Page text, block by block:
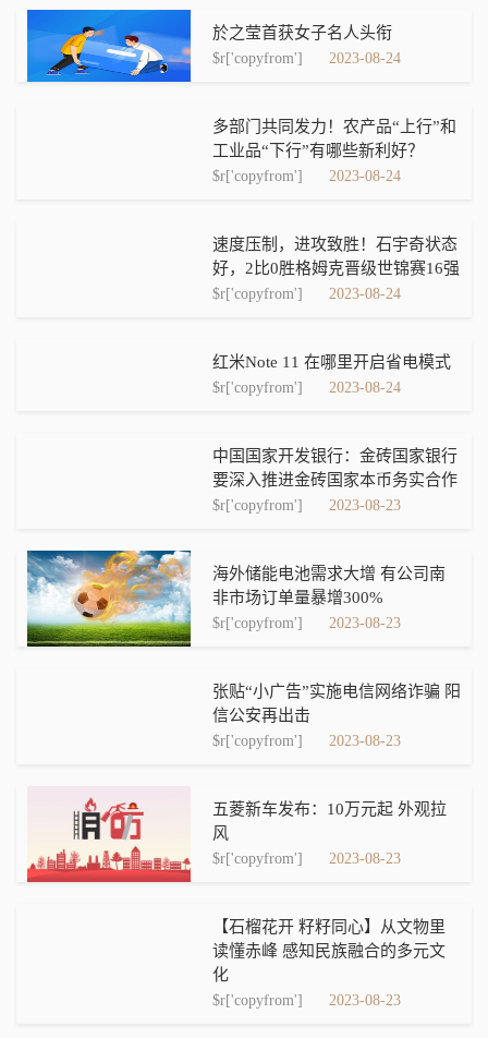
於之莹首获女子名人头衔
$r['copyfrom'] 2023-08-24
多部门共同发力！农产品“上行”和
工业品“下行”有哪些新利好？
$r['copyfrom'] 2023-08-24
速度压制，进攻致胜！石宇奇状态
好，2比0胜格姆克晋级世锦赛16强
$r['copyfrom'] 2023-08-24
红米Note 11 在哪里开启省电模式
$r['copyfrom'] 2023-08-24
中国国家开发银行：金砖国家银行
要深入推进金砖国家本币务实合作
$r['copyfrom'] 2023-08-23
海外储能电池需求大增 有公司南
非市场订单量暴增300%
$r['copyfrom'] 2023-08-23
张贴“小广告”实施电信网络诈骗 阳
信公安再出击
$r['copyfrom'] 2023-08-23
五菱新车发布：10万元起 外观拉
风
$r['copyfrom'] 2023-08-23
【石榴花开 籽籽同心】从文物里
读懂赤峰 感知民族融合的多元文
化
$r['copyfrom'] 2023-08-23